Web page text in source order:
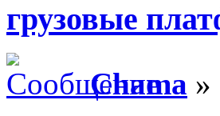
грузовые
Chama »